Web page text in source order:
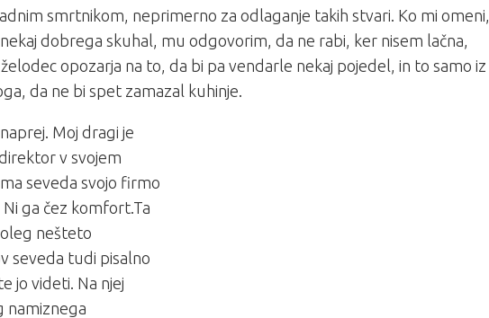
smrtnikom, neprimerno za odlaganje takih stvari. Ko mi omeni,
dobrega skuhal, mu odgovorim, da ne rabi, ker nisem lačna,
opozarja na to, da bi pa vendarle nekaj pojedel, in to samo iz
da ne bi spet zamazal kuhinje.
Moj dragi je
v svojem
seveda svojo firmo
ga čez komfort.Ta
nešteto
seveda tudi pisalno
jo videti. Na njej
namiznega